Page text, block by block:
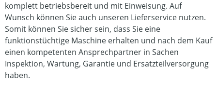
komplett betriebsbereit und mit Einweisung. Auf
Wunsch können Sie auch unseren Lieferservice nutzen.
Somit können Sie sicher sein, dass Sie eine
funktionstüchtige Maschine erhalten und nach dem Kauf
einen kompetenten Ansprechpartner in Sachen
Inspektion, Wartung, Garantie und Ersatzteilversorgung
haben.